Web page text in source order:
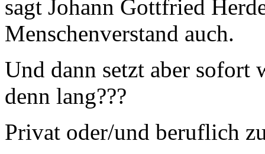
sagt Johann Gottfried
Menschenverstand auch.
Und dann setzt aber sofort
denn lang???
Privat oder/und beruflich